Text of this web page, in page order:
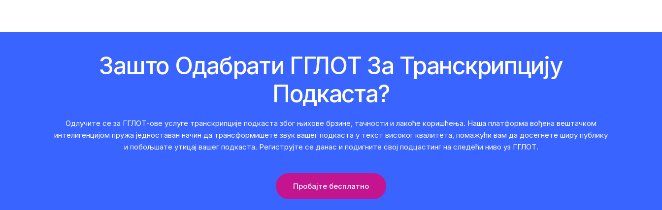
Зашто Одабрати ГГЛОТ За Транскрипцију
Подкаста?
Одлучите се за ГГЛОТ-ове услуге транскрипције подкаста због њихове брзине, тачности и лакоће коришћења. Наша платформа вођена вештачком
интелигенцијом пружа једноставан начин да трансформишете звук вашег подкаста у текст високог квалитета, помажући вам да досегнете ширу публику
и побољшате утицај вашег подкаста. Региструјте се данас и подигните свој подцастинг на следећи ниво уз ГГЛОТ.
Пробајте бесплатно